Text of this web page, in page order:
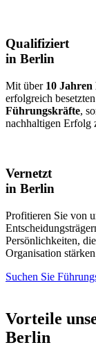
Qualifiziert
in Berlin
Mit über 10
erfolgreich
Führungskräfte,
nachhaltigen Erfolg
Vernetzt
in Berlin
Profitieren Sie von
Persönlichkeiten,
Organisation
Suchen Sie
Vorteile
Berlin